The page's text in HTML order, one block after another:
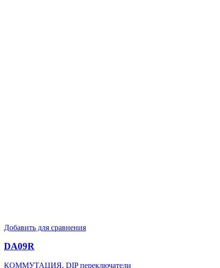
Добавить для сравнения
DA09R
КОММУТАЦИЯ, DIP переключатели